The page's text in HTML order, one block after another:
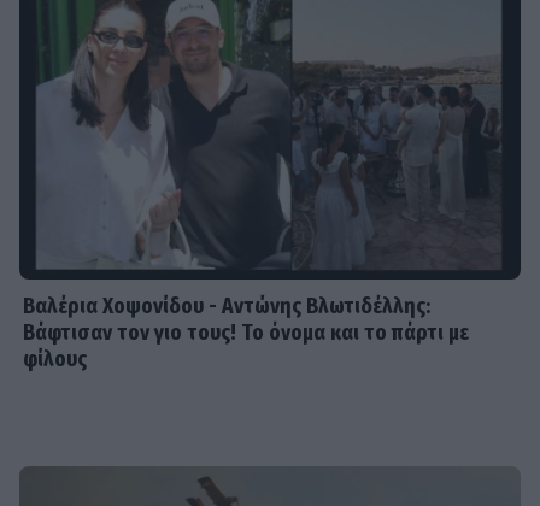
Βαλέρια Χοψονίδου - Αντώνης Βλωτιδέλλης:
Βάφτισαν τον γιο τους! Το όνομα και το πάρτι με
φίλους